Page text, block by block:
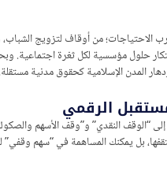
من أوقاف لتزويج الشباب،
المدن الإسلامية كحقوق مدنية مستقلة.
الرقمي
“الوقف النقدي” و”وقف الأسهم
بل يمكنك المساهمة في “سهم